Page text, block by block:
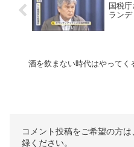
国税
ラン
酒を飲まない時代はやってく
コメント投稿をご希望の方は
録ください。